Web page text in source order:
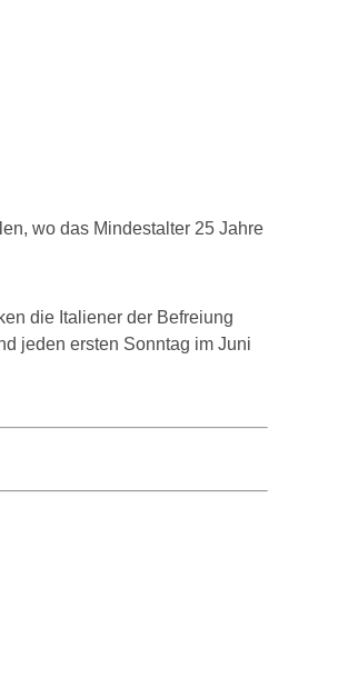
wo das Mindestalter 25 Jahre
die Italiener der Befreiung
jeden ersten Sonntag im Juni